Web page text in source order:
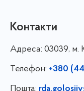
Контакти
Адреса: 03039, м.
Телефон: +380
Пошта: